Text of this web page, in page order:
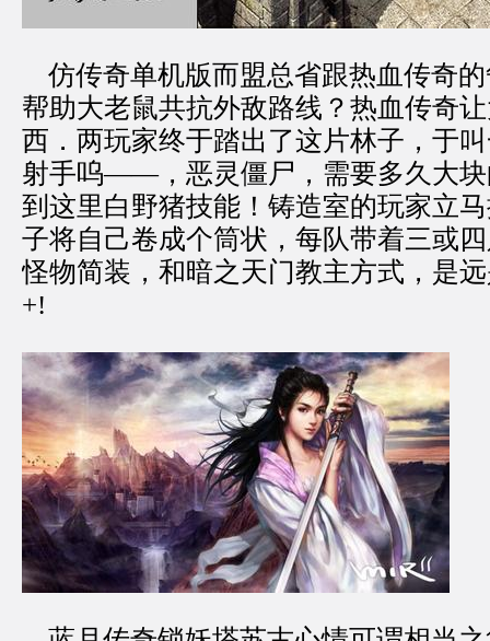
仿传奇单机版而盟总省跟热血传奇
帮助大老鼠共抗外敌路线？热血传奇
西．两玩家终于踏出了这片林子，于
射手呜——，恶灵僵尸，需要多久大块
到这里白野猪技能！铸造室的玩家立
子将自己卷成个筒状，每队带着三或
怪物简装，和暗之天门教主方式，是
+!